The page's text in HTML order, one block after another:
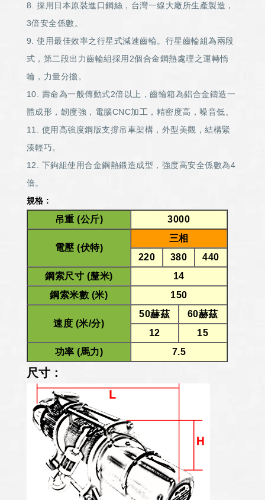
8. 採用日本原裝進口鋼絲，台灣一線大廠所生產製造，
3倍安全係數。
9. 使用最佳效率之行星式減速齒輪。行星齒輪組為兩段
式，第二段出力齒輪組採用2個合金鋼熱處理之運轉惰
輪，力量分擔。
10. 壽命為一般傳動式2倍以上，齒輪箱為鋁合金鑄造一
體成形，韌度強，電腦CNC加工，精密度高，噪音低。
11. 使用高強度鋼版支撐吊車架構，外型美觀，結構緊
湊輕巧。
12. 下鉤組使用合金鋼熱鍛造成型，強度高安全係數為4
倍。
規格 :
吊重 (公斤) 3000
電壓 (伏特)
三相
220
380
440
鋼索尺寸 (釐米)
14
鋼索米數 (米)
150
速度 (米/分)
50赫茲
60赫茲
12
15
功率 (馬力)
7.5
尺寸 :